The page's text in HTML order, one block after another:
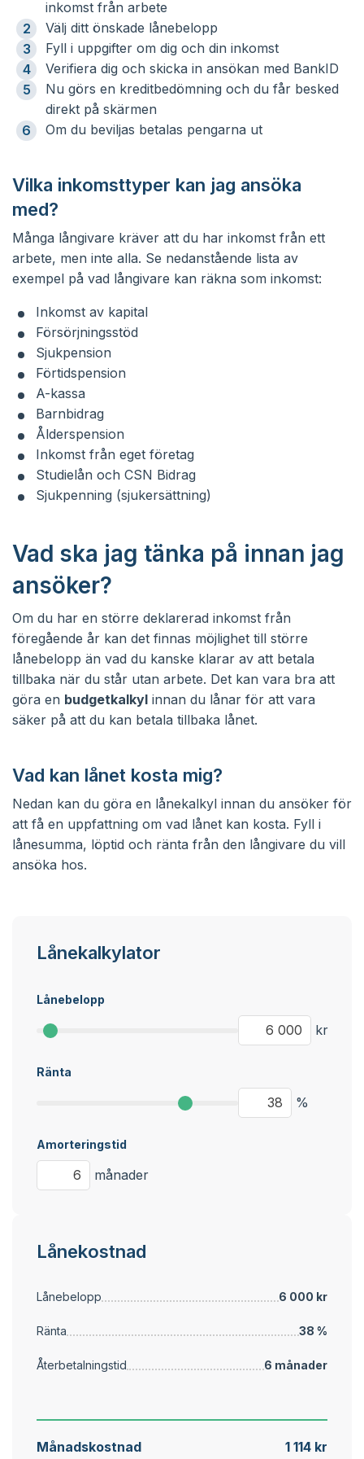
inkomst från arbete
Välj ditt önskade lånebelopp
Fyll i uppgifter om dig och din inkomst
Verifiera dig och skicka in ansökan med BankID
Nu görs en kreditbedömning och du får besked
direkt på skärmen
Om du beviljas betalas pengarna ut
Vilka inkomsttyper kan jag ansöka
med?
Många långivare kräver att du har inkomst från ett
arbete, men inte alla. Se nedanstående lista av
exempel på vad långivare kan räkna som inkomst:
Inkomst av kapital
Försörjningsstöd
Sjukpension
Förtidspension
A-kassa
Barnbidrag
Ålderspension
Inkomst från eget företag
Studielån och CSN Bidrag
Sjukpenning (sjukersättning)
Vad ska jag tänka på innan jag
ansöker?
Om du har en större deklarerad inkomst från
föregående år kan det finnas möjlighet till större
lånebelopp än vad du kanske klarar av att betala
tillbaka när du står utan arbete. Det kan vara bra att
göra en budgetkalkyl innan du lånar för att vara
säker på att du kan betala tillbaka lånet.
Vad kan lånet kosta mig?
Nedan kan du göra en lånekalkyl innan du ansöker för
att få en uppfattning om vad lånet kan kosta. Fyll i
lånesumma, löptid och ränta från den långivare du vill
ansöka hos.
Lånekalkylator
Lånebelopp
kr
Ränta
%
Amorteringstid
månader
Lånekostnad
Lånebelopp 6 000 kr
Ränta 38 %
Återbetalningstid 6 månader
Månadskostnad 1 114 kr